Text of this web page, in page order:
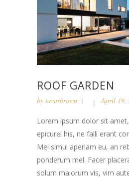
ROOF GARDEN
by tavarbrown April 19,
Lorem ipsum dolor sit
epicurei his, ne falli erant
Mei simul aperiam eu, an
ponderum mel. Facer
solum maiorum vis, vim